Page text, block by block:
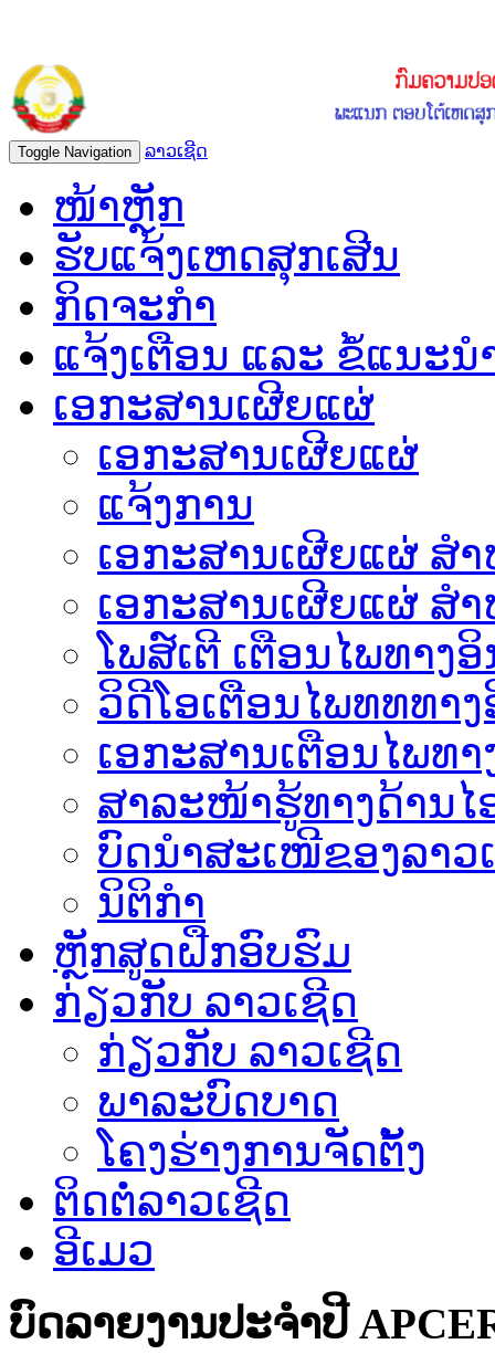
Toggle Navigation ລາວເຊີດ
ໜ້າຫຼັກ
ຮັບແຈ້ງເຫດສຸກເສີນ
ກິດຈະກຳ
ແຈ້ງເຕືອນ ແລະ ຂໍ້ແນະນ
ເອກະສານເຜີຍແຜ່
ເອກະສານເຜີຍແຜ່
ແຈ້ງການ
ເອກະສານເຜີຍແຜ່ ສ
ເອກະສານເຜີຍແຜ່ ສ
ໂພສ໌ເຕີ ເຕືອນໄພທາງອິ
ວິດີໂອເຕືອນໄພທທທາງ
ເອ​ກະ​ສານເຕືອນໄພທາ
ສາລະໜ້າຮູ້ທາງດ້ານໄ
ບົດນຳສະເໜີຂອງລາວ
ນິຕິກຳ
ຫຼັກສູດຝືກອົບຮົມ
ກ່ຽວກັບ ລາວເຊີດ
ກ່ຽວກັບ ລາວເຊີດ
ພາລະບົດບາດ
ໂຄງຮ່າງການຈັດຕັ້ງ
ຕິດຕໍ່ລາວເຊີດ
ອີເມວ
ບົດລາຍງານປະຈຳປີ